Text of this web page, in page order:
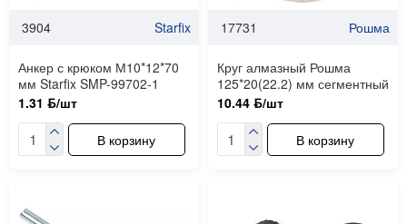
3904 Starfix
Анкер с крюком М10*12*70
мм Starfix SMP-99702-1
1.31 ƃ/шт
В корзину
17731 Рошма
Круг алмазный Рошма
125*20(22.2) мм сегментный
10.44 ƃ/шт
В корзину